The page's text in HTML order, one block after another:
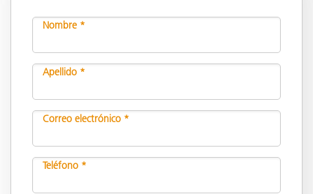
Nombre *
Apellido *
Correo electrónico *
Teléfono *